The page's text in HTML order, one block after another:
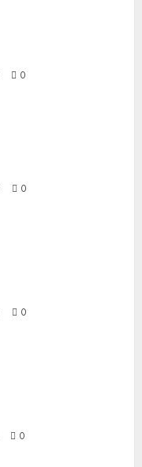
0
0
0
0